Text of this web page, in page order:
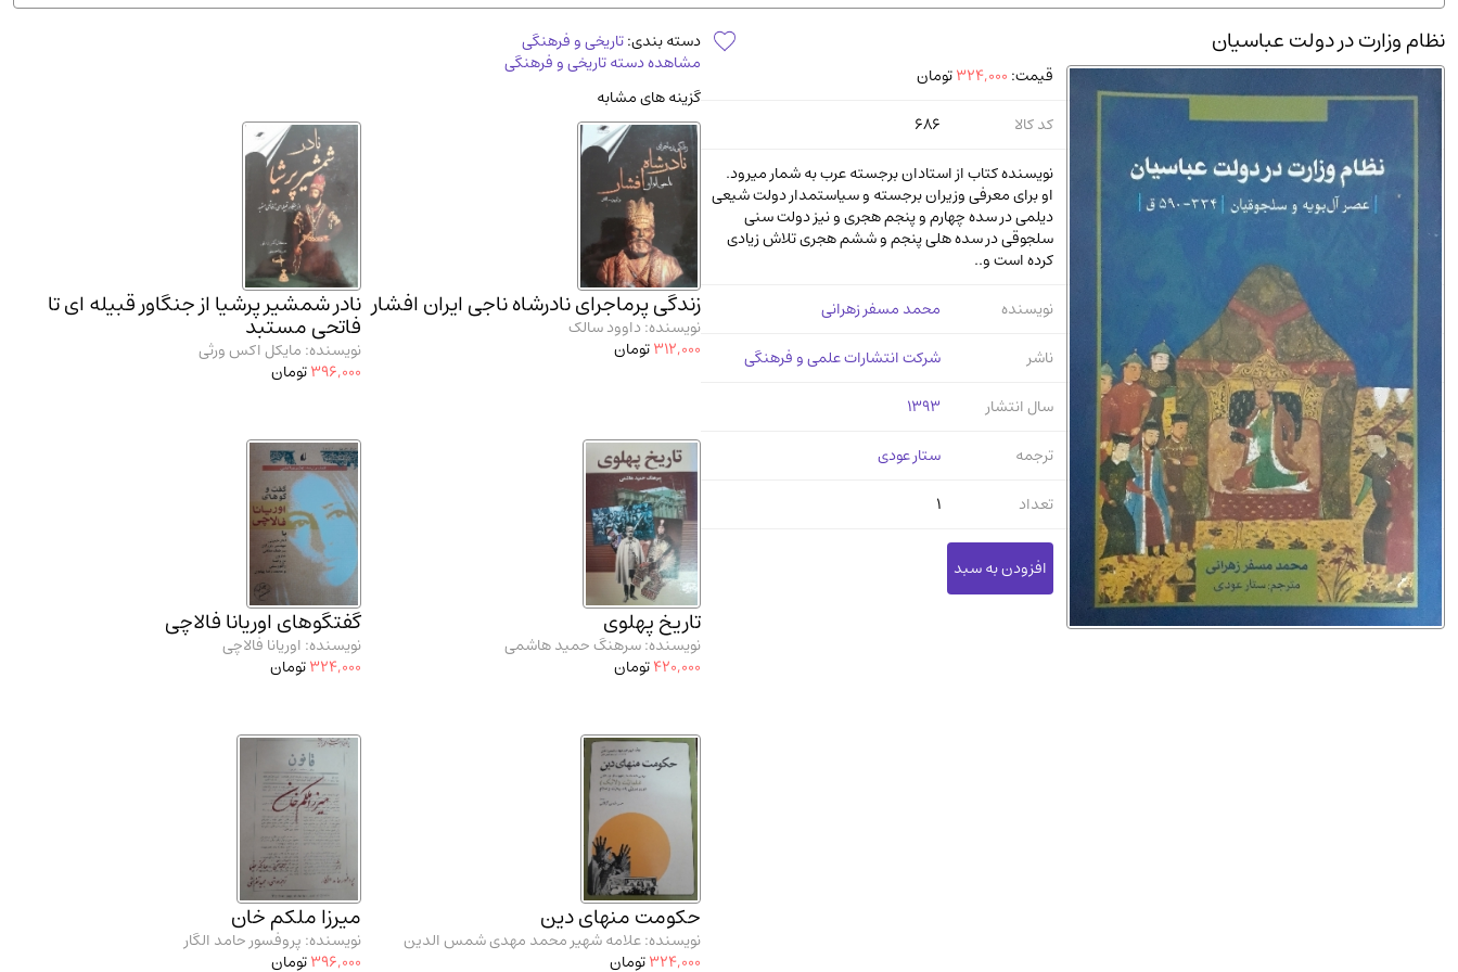
دانشگاه پیامـ نور (10)
نظام وزارت در دولت عباسیان
قیمت: 324,000تومان
کد کالا
686
نویسنده کتاب از استادان برجسته عرب به شمار میرود.
او برای معرفی وزیران برجسته و سیاستمدار دولت شیعی
دیلمی در سده چهارم و پنجم هجری و نیز دولت سنی
سلجوقی در سده هلی پنجم و ششم هجری تلاش زیادی
کرده است و..
نویسنده
محمد مسفر زهرانی
ناشر
شرکت انتشارات علمی و فرهنگی
سال انتشار
1393
ترجمه
ستار عودی
تعداد
1
دسته بندی:تاریخی و فرهنگی
مشاهده دسته تاریخی و فرهنگی
گزینه های مشابه
زندگی پرماجرای نادرشاه ناجی ایران افشار
نویسنده: داوود سالک
312,000تومان
نادر شمشیر پرشیا از جنگاور قبیله ای تا
فاتحی مستبد
نویسنده: مایکل اکس ورثی
396,000تومان
تاریخ پهلوی
نویسنده: سرهنگ حمید هاشمی
420,000تومان
گفتگوهای اوریانا فالاچی
نویسنده: اوریانا فالاچی
324,000تومان
حکومت منهای دین
نویسنده: علامه شهیر محمد مهدی شمس الدین
324,000تومان
میرزا ملکم خان
نویسنده: پروفسور حامد الگار
396,000تومان